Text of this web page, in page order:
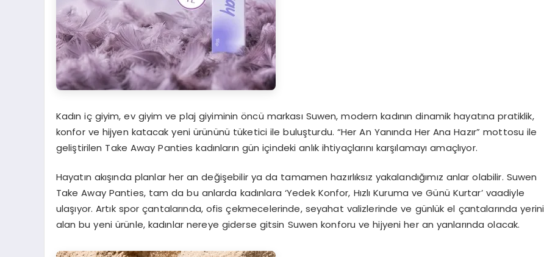
Kadın iç giyim, ev giyim ve plaj giyiminin öncü markası Suwen, modern kadının dinamik hayatına pratiklik,
konfor ve hijyen katacak yeni ürününü tüketici ile buluşturdu. “Her An Yanında Her Ana Hazır” mottosu ile
geliştirilen Take Away Panties kadınların gün içindeki anlık ihtiyaçlarını karşılamayı amaçlıyor.
Hayatın akışında planlar her an değişebilir ya da tamamen hazırlıksız yakalandığımız anlar olabilir. Suwen
Take Away Panties, tam da bu anlarda kadınlara ‘Yedek Konfor, Hızlı Kuruma ve Günü Kurtar’ vaadiyle
ulaşıyor. Artık spor çantalarında, ofis çekmecelerinde, seyahat valizlerinde ve günlük el çantalarında yerini
alan bu yeni ürünle, kadınlar nereye giderse gitsin Suwen konforu ve hijyeni her an yanlarında olacak.